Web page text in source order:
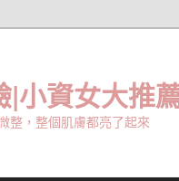
|小資女大推
整，整個肌膚都亮了起來